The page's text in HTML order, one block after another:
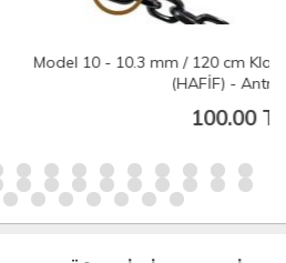
cm Klasik Model Çanta Zinciri